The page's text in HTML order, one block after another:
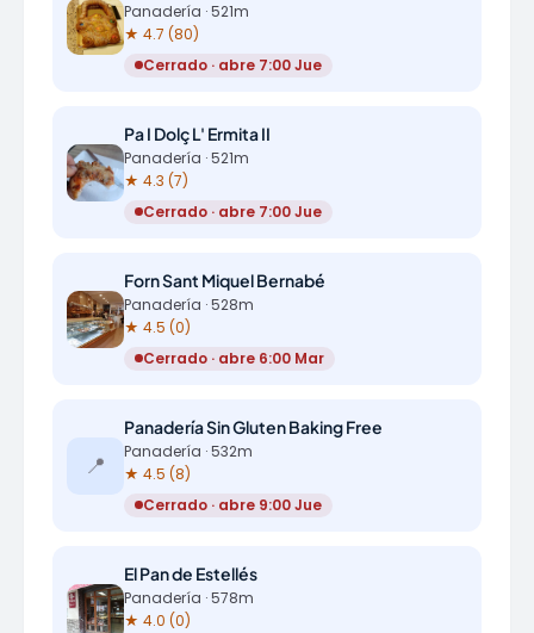
Panadería · 521m
★ 4.7 (80)
Cerrado · abre 7:00 Jue
Pa I Dolç L' Ermita II
Panadería · 521m
★ 4.3 (7)
Cerrado · abre 7:00 Jue
Forn Sant Miquel Bernabé
Panadería · 528m
★ 4.5 (0)
Cerrado · abre 6:00 Mar
📍
Panadería Sin Gluten Baking Free
Panadería · 532m
★ 4.5 (8)
Cerrado · abre 9:00 Jue
El Pan de Estellés
Panadería · 578m
★ 4.0 (0)